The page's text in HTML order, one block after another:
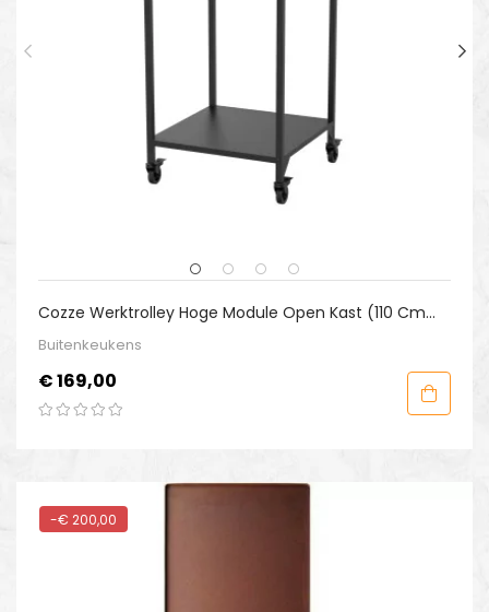
Cozze Werktrolley Hoge Module Open Kast (110 Cm
Hoog)
Buitenkeukens
Prijs
€ 169,00
-€ 200,00